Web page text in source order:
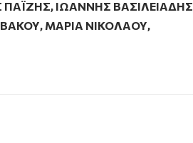
ΠΑΪΖΗΣ, ΙΩΑΝΝΗΣ ΒΑΣΙΛΕΙΑΔΗΣ
, ΜΑΡΙΑ ΝΙΚΟΛΑΟΥ,